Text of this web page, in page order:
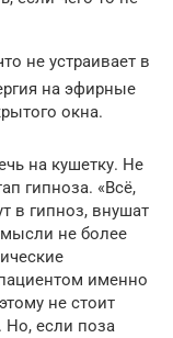
не устраивает в
на эфирные
окна.
на кушетку. Не
гипноза. «Всё,
в гипноз, внушат
не более
именно
не стоит
Но, если поза